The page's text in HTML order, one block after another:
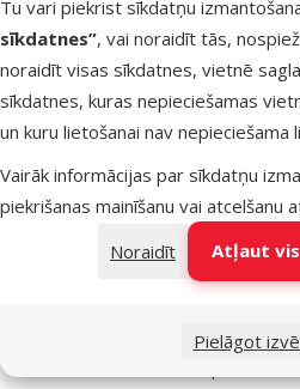
Tu vari piekrist sīkdatņu
sīkdatnes”, vai noraidīt tās,
noraidīt visas sīkdatnes, vietnē
sīkdatnes, kuras nepieciešamas
un kuru lietošanai nav nepieciešama
Vairāk informācijas par sīkdatņu
piekrišanas mainīšanu vai atcelšanu
Noraidīt
Atļaut
Pielāgot
Cena
14,99 €
Nav pieejams
Barotava āra
putniem –
TRIXIE Fat ball
fat balls, 10 x
Atsauksmes 0%